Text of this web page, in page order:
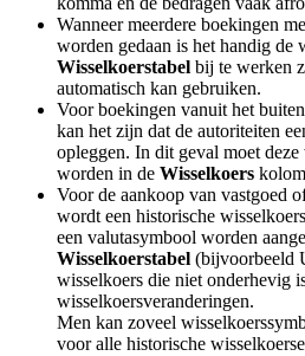
Wanneer meerdere boekingen
worden gedaan is het handig de
Wisselkoerstabel bij te werken
automatisch kan gebruiken.
Voor boekingen vanuit het
kan het zijn dat de autoriteiten
opleggen. In dit geval moet
worden in de Wisselkoers
Voor de aankoop van vastgoed
wordt een historische
een valutasymbool worden
Wisselkoerstabel (bijvoorbeeld
wisselkoers die niet onderhevig
wisselkoersveranderingen.
Men kan zoveel
voor alle historische